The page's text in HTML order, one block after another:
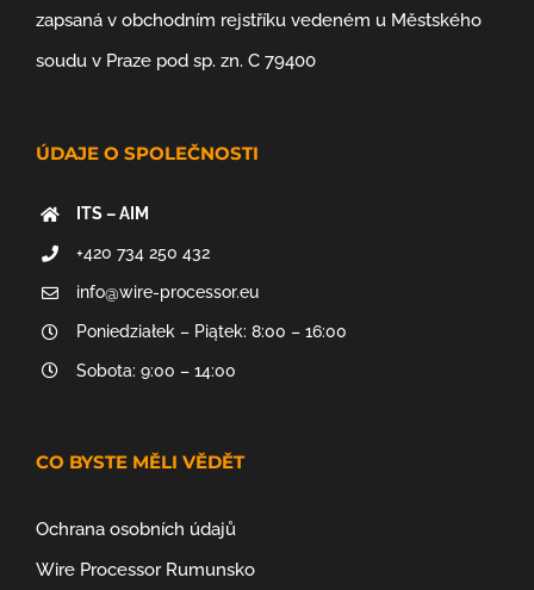
zapsaná v obchodním rejstříku vedeném u Městského
soudu v Praze pod sp. zn. C 79400
ÚDAJE O SPOLEČNOSTI
ITS – AIM
+420 734 250 432
info@wire-processor.eu
Poniedziałek – Piątek: 8:00 – 16:00
Sobota: 9:00 – 14:00
CO BYSTE MĚLI VĚDĚT
Ochrana osobních údajů
Wire Processor Rumunsko